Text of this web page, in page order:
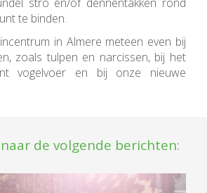
stro en/of dennentakken rond
te binden.
in Almere meteen even bij
zoals tulpen en narcissen, bij het
vogelvoer en bij onze nieuwe
de volgende berichten: